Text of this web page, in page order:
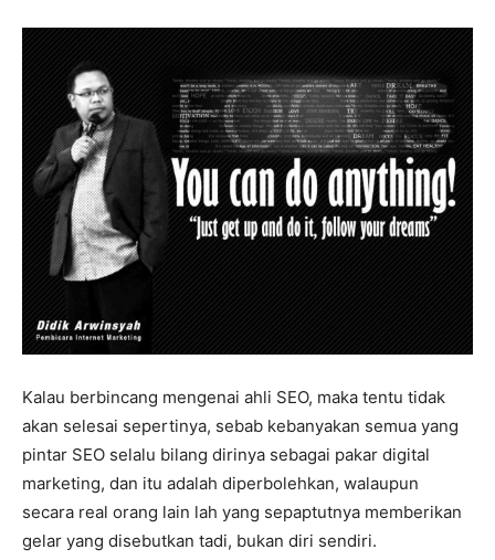
Kalau berbincang mengenai ahli SEO, maka tentu tidak
akan selesai sepertinya, sebab kebanyakan semua yang
pintar SEO selalu bilang dirinya sebagai pakar digital
marketing, dan itu adalah diperbolehkan, walaupun
secara real orang lain lah yang sepaptutnya memberikan
gelar yang disebutkan tadi, bukan diri sendiri.